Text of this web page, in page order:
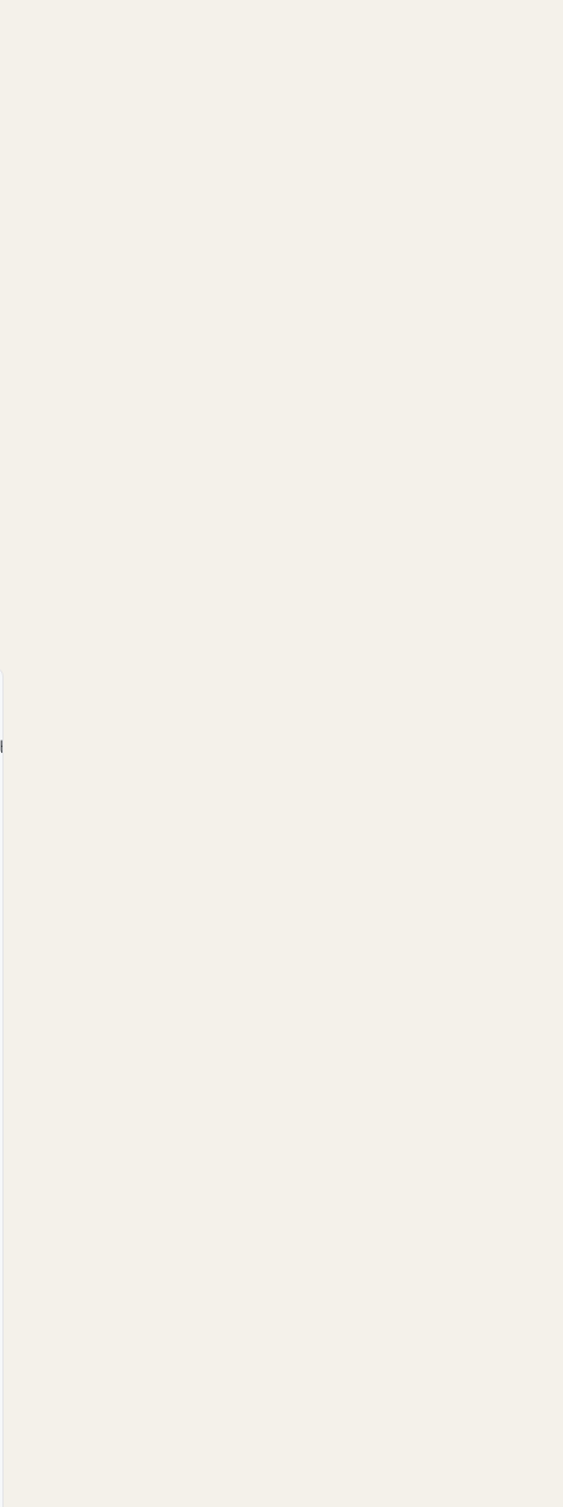
ネス品質の仕上がりを最優先します。